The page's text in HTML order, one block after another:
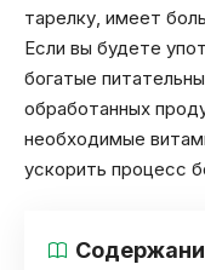
тарелку, имеет
Если вы будете
богатые
обработанных
необходимые
ускорить процесс